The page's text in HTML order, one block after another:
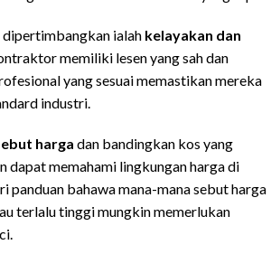
ialah kelayakan dan
memiliki lesen yang sah dan
yang sesuai memastikan mereka
industri.
harga dan bandingkan kos yang
dapat memahami lingkungan harga di
panduan bahawa mana-mana sebut harga
terlalu tinggi mungkin memerlukan